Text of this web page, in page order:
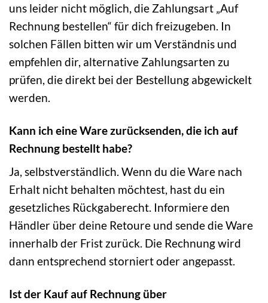
uns leider nicht möglich, die Zahlungsart „Auf
Rechnung bestellen“ für dich freizugeben. In
solchen Fällen bitten wir um Verständnis und
empfehlen dir, alternative Zahlungsarten zu
prüfen, die direkt bei der Bestellung abgewickelt
werden.
Kann ich eine Ware zurücksenden, die ich auf
Rechnung bestellt habe?
Ja, selbstverständlich. Wenn du die Ware nach
Erhalt nicht behalten möchtest, hast du ein
gesetzliches Rückgaberecht. Informiere den
Händler über deine Retoure und sende die Ware
innerhalb der Frist zurück. Die Rechnung wird
dann entsprechend storniert oder angepasst.
Ist der Kauf auf Rechnung über